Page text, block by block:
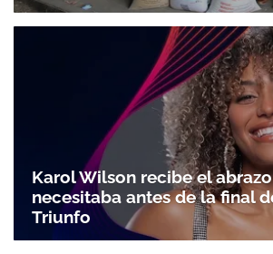
Karol Wilson recibe el
necesitaba antes de la final
Triunfo